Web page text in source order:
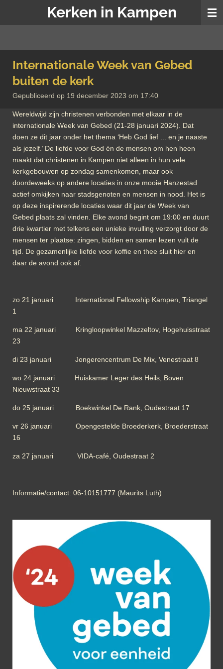
Kerken in Kampen
Internationale Week van Gebed
buiten de kerk
Gepubliceerd op 19 december 2023 om 17:40
Wereldwijd zijn christenen verbonden met elkaar in de
internationale Week van Gebed (21-28 januari 2024). Dat
doen ze dit jaar onder het thema ‘Heb God lief ... en je naaste
als jezelf.’ De liefde voor God én de mensen om hen heen
maakt dat christenen in Kampen niet alleen in hun vele
kerkgebouwen op zondag samenkomen, maar ook
doordeweeks op andere locaties in onze mooie Hanzestad
actief omkijken naar stadsgenoten en mensen in nood. Het is
op deze inspirerende locaties waar dit jaar de Week van
Gebed plaats zal vinden. Elke avond begint om 19:00 en duurt
drie kwartier met telkens een unieke invulling verzorgt door de
mensen ter plaatse: zingen, bidden en samen lezen vult de
tijd. De gezamenlijke liefde voor koffie en thee sluit hier en
daar de avond ook af.
zo 21 januari International Fellowship Kampen, Triangel
1
ma 22 januari Kringloopwinkel Mazzeltov, Hogehuisstraat
23
di 23 januari Jongerencentrum De Mix, Venestraat 8
wo 24 januari Huiskamer Leger des Heils, Boven
Nieuwstraat 33
do 25 januari Boekwinkel De Rank, Oudestraat 17
vr 26 januari Opengestelde Broederkerk, Broederstraat
16
za 27 januari VIDA-café, Oudestraat 2
Informatie/contact: 06-10151777 (Maurits Luth)